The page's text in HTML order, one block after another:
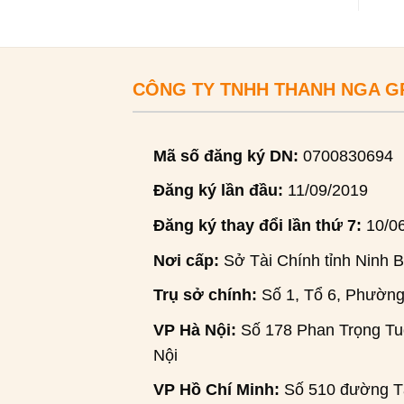
CÔNG TY TNHH THANH NGA
Mã số đăng ký DN: 0700830694
Đăng ký lần đầu: 11/09/2019
Đăng ký thay đổi lần thứ 7: 10/
Nơi cấp: Sở Tài Chính tỉnh Ninh
Trụ sở chính: Số 1, Tổ 6,
VP Hà Nội: Số 178 Phan Trọng
Nội
VP Hồ Chí Minh: Số 510 đường